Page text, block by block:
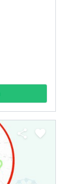
share favorite